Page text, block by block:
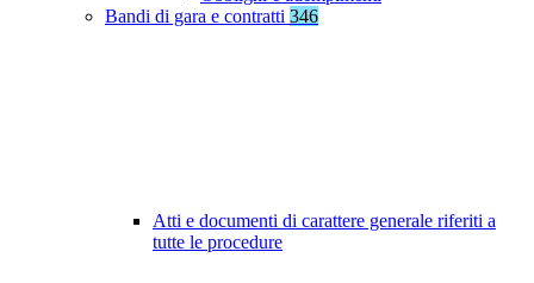
Bandi di gara e contratti 346
Atti e documenti di carattere generale riferiti a
tutte le procedure